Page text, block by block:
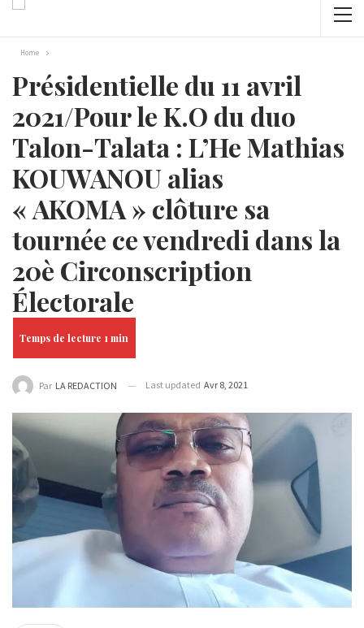
Home
Présidentielle du 11 avril
2021/Pour le K.O du duo
Talon-Talata : L’He Mathias
KOUWANOU alias
« AKOMA » clôture sa
tournée ce vendredi dans la
20è Circonscription
Électorale
Par LA REDACTION Last updated Avr 8, 2021